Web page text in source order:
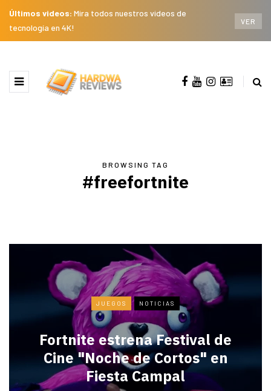
Últimos videos: Mira todos nuestros videos de
tecnología en 4K!
VER
BROWSING TAG
#freefortnite
JUEGOS NOTICIAS
Fortnite estrena Festival de
Cine "Noche de Cortos" en
Fiesta Campal